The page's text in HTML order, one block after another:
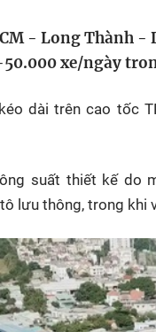
hóaThành phố
ngủ
Việt
Các show khác
Các chương
khác
- Long Thành
xe/ngày
dài trên cao tốc
suất thiết kế do
lưu thông, trong khi